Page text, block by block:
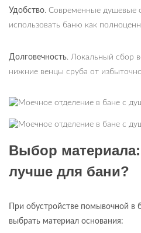
Удобство. Современные душевые
использовать баню как
Долговечность. Локальный сбор
нижние венцы сруба от
Выбор
лучше для бани?
При обустройстве помывочной в
выбрать материал основания: